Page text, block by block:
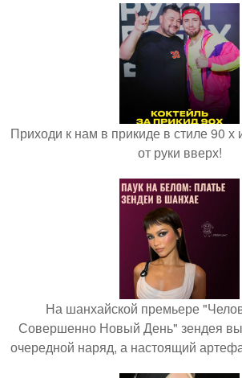
Приходи к нам в прикиде в стиле 90 х
от руки вверх!
На шанхайской премьере
Совершенно Новый День" зендея
очередной наряд, а настоящий